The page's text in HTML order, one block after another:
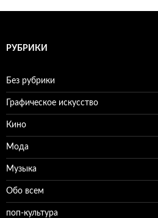
РУБРИКИ
Без рубрики
Графическое искусство
Кино
Мода
Музыка
Обо всем
поп-культура